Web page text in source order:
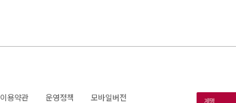
이용약관 운영정책 모바일버전